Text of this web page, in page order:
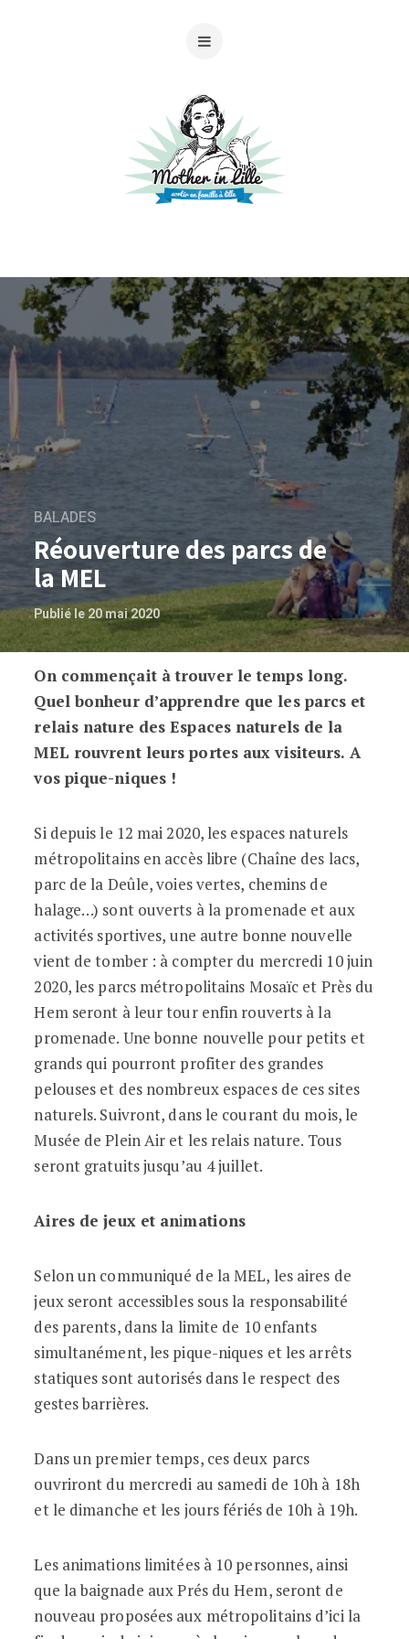
BALADES
Réouverture des parcs de
la MEL
Publié le 20 mai 2020
Réouverture des parcs de la MEL
On commençait à trouver le temps long.
Quel bonheur d’apprendre que les parcs et
relais nature des Espaces naturels de la
MEL rouvrent leurs portes aux visiteurs. A
vos pique-niques !
Si depuis le 12 mai 2020, les espaces naturels
métropolitains en accès libre (Chaîne des lacs,
parc de la Deûle, voies vertes, chemins de
halage…) sont ouverts à la promenade et aux
activités sportives, une autre bonne nouvelle
vient de tomber : à compter du mercredi 10 juin
2020, les parcs métropolitains Mosaïc et Près du
Hem seront à leur tour enfin rouverts à la
promenade. Une bonne nouvelle pour petits et
grands qui pourront profiter des grandes
pelouses et des nombreux espaces de ces sites
naturels. Suivront, dans le courant du mois, le
Musée de Plein Air et les relais nature. Tous
seront gratuits jusqu’au 4 juillet.
Aires de jeux et animations
Selon un communiqué de la MEL, les aires de
jeux seront accessibles sous la responsabilité
des parents, dans la limite de 10 enfants
simultanément, les pique-niques et les arrêts
statiques sont autorisés dans le respect des
gestes barrières.
Dans un premier temps, ces deux parcs
ouvriront du mercredi au samedi de 10h à 18h
et le dimanche et les jours fériés de 10h à 19h.
Les animations limitées à 10 personnes, ainsi
que la baignade aux Prés du Hem, seront de
nouveau proposées aux métropolitains d’ici la